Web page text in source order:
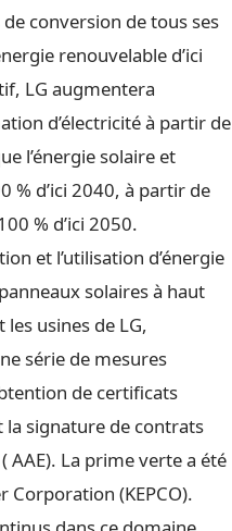
de conversion de tous ses
renouvelable d’ici
LG augmentera
d’électricité à partir de
l’énergie solaire et
% d’ici 2040, à partir de
% d’ici 2050.
et l’utilisation d’énergie
solaires à haut
usines de LG,
série de mesures
de certificats
la signature de contrats
AAE). La prime verte a été
Corporation (KEPCO).